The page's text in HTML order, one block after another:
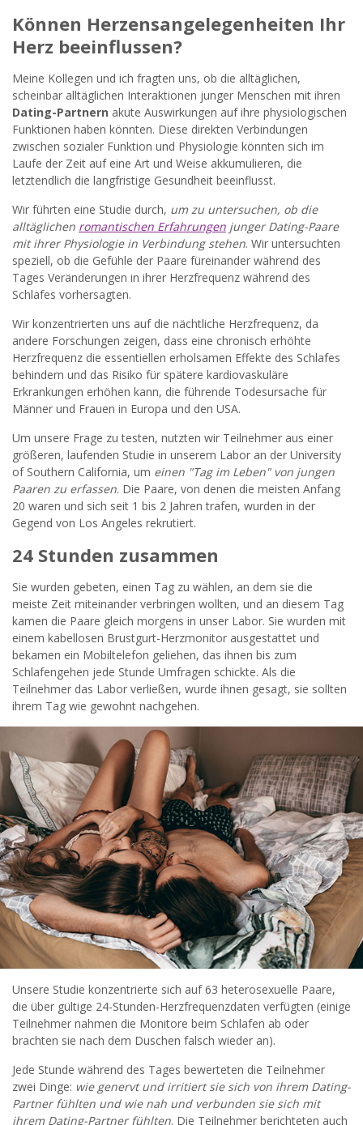
Können Herzensangelegenheiten Ihr
Herz beeinflussen?
Meine Kollegen und ich fragten uns, ob die alltäglichen,
scheinbar alltäglichen Interaktionen junger Menschen mit ihren
Dating-Partnern akute Auswirkungen auf ihre physiologischen
Funktionen haben könnten. Diese direkten Verbindungen
zwischen sozialer Funktion und Physiologie könnten sich im
Laufe der Zeit auf eine Art und Weise akkumulieren, die
letztendlich die langfristige Gesundheit beeinflusst.
Wir führten eine Studie durch, um zu untersuchen, ob die
alltäglichen romantischen Erfahrungen junger Dating-Paare
mit ihrer Physiologie in Verbindung stehen. Wir untersuchten
speziell, ob die Gefühle der Paare füreinander während des
Tages Veränderungen in ihrer Herzfrequenz während des
Schlafes vorhersagten.
Wir konzentrierten uns auf die nächtliche Herzfrequenz, da
andere Forschungen zeigen, dass eine chronisch erhöhte
Herzfrequenz die essentiellen erholsamen Effekte des Schlafes
behindern und das Risiko für spätere kardiovaskuläre
Erkrankungen erhöhen kann, die führende Todesursache für
Männer und Frauen in Europa und den USA.
Um unsere Frage zu testen, nutzten wir Teilnehmer aus einer
größeren, laufenden Studie in unserem Labor an der University
of Southern California, um einen "Tag im Leben" von jungen
Paaren zu erfassen. Die Paare, von denen die meisten Anfang
20 waren und sich seit 1 bis 2 Jahren trafen, wurden in der
Gegend von Los Angeles rekrutiert.
24 Stunden zusammen
Sie wurden gebeten, einen Tag zu wählen, an dem sie die
meiste Zeit miteinander verbringen wollten, und an diesem Tag
kamen die Paare gleich morgens in unser Labor. Sie wurden mit
einem kabellosen Brustgurt-Herzmonitor ausgestattet und
bekamen ein Mobiltelefon geliehen, das ihnen bis zum
Schlafengehen jede Stunde Umfragen schickte. Als die
Teilnehmer das Labor verließen, wurde ihnen gesagt, sie sollten
ihrem Tag wie gewohnt nachgehen.
Unsere Studie konzentrierte sich auf 63 heterosexuelle Paare,
die über gültige 24-Stunden-Herzfrequenzdaten verfügten (einige
Teilnehmer nahmen die Monitore beim Schlafen ab oder
brachten sie nach dem Duschen falsch wieder an).
Jede Stunde während des Tages bewerteten die Teilnehmer
zwei Dinge: wie genervt und irritiert sie sich von ihrem Dating-
Partner fühlten und wie nah und verbunden sie sich mit
ihrem Dating-Partner fühlten. Die Teilnehmer berichteten auch